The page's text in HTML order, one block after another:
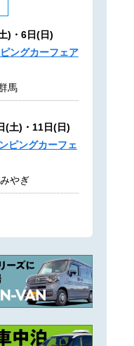
)・6日(日)
ングカーフェア
馬
(土)・11日(日)
ピングカーフェ
やぎ
タイザ プロⅡ N-
テルスキャン